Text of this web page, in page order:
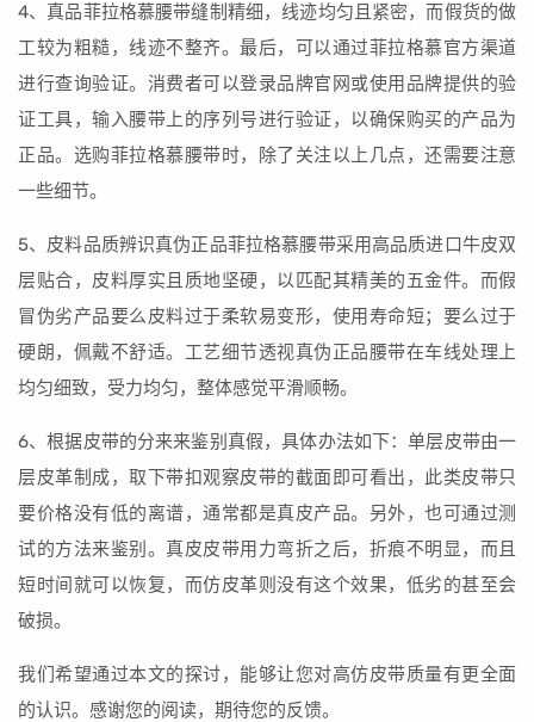
4、真品菲拉格慕腰带缝制精细，线迹均匀且紧密，而假货的做
工较为粗糙，线迹不整齐。最后，可以通过菲拉格慕官方渠道
进行查询验证。消费者可以登录品牌官网或使用品牌提供的验
证工具，输入腰带上的序列号进行验证，以确保购买的产品为
正品。选购菲拉格慕腰带时，除了关注以上几点，还需要注意
一些细节。
5、皮料品质辨识真伪正品菲拉格慕腰带采用高品质进口牛皮双
层贴合，皮料厚实且质地坚硬，以匹配其精美的五金件。而假
冒伪劣产品要么皮料过于柔软易变形，使用寿命短；要么过于
硬朗，佩戴不舒适。工艺细节透视真伪正品腰带在车线处理上
均匀细致，受力均匀，整体感觉平滑顺畅。
6、根据皮带的分来来鉴别真假，具体办法如下：单层皮带由一
层皮革制成，取下带扣观察皮带的截面即可看出，此类皮带只
要价格没有低的离谱，通常都是真皮产品。另外，也可通过测
试的方法来鉴别。真皮皮带用力弯折之后，折痕不明显，而且
短时间就可以恢复，而仿皮革则没有这个效果，低劣的甚至会
破损。
我们希望通过本文的探讨，能够让您对高仿皮带质量有更全面
的认识。感谢您的阅读，期待您的反馈。